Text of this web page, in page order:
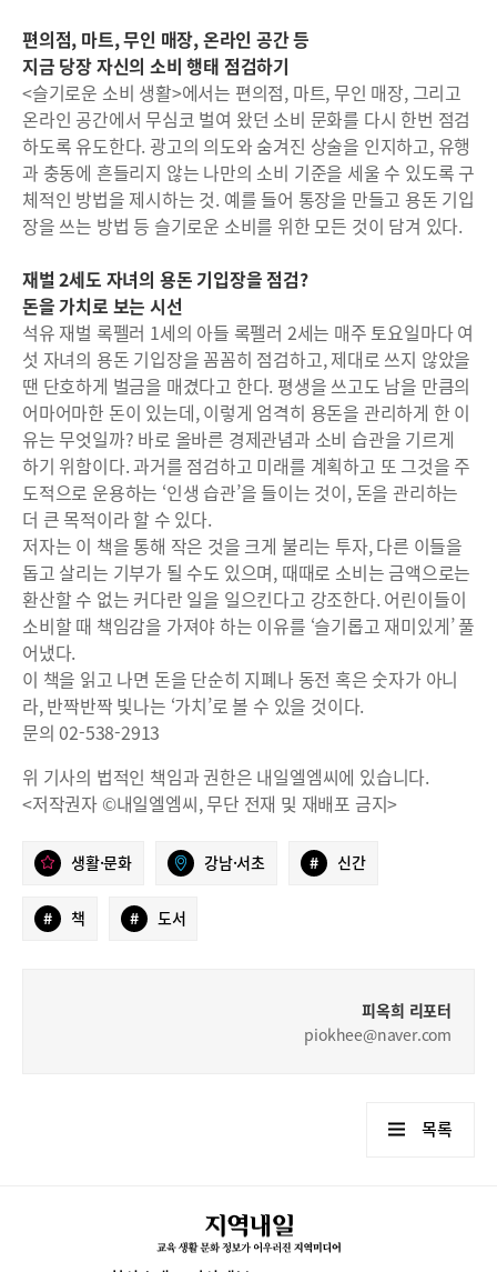
편의점, 마트, 무인 매장, 온라인 공간 등
지금 당장 자신의 소비 행태 점검하기
<슬기로운 소비 생활>에서는 편의점, 마트, 무인 매장, 그리고
온라인 공간에서 무심코 벌여 왔던 소비 문화를 다시 한번 점검
하도록 유도한다. 광고의 의도와 숨겨진 상술을 인지하고, 유행
과 충동에 흔들리지 않는 나만의 소비 기준을 세울 수 있도록 구
체적인 방법을 제시하는 것. 예를 들어 통장을 만들고 용돈 기입
장을 쓰는 방법 등 슬기로운 소비를 위한 모든 것이 담겨 있다.
재벌 2세도 자녀의 용돈 기입장을 점검?
돈을 가치로 보는 시선
석유 재벌 록펠러 1세의 아들 록펠러 2세는 매주 토요일마다 여
섯 자녀의 용돈 기입장을 꼼꼼히 점검하고, 제대로 쓰지 않았을
땐 단호하게 벌금을 매겼다고 한다. 평생을 쓰고도 남을 만큼의
어마어마한 돈이 있는데, 이렇게 엄격히 용돈을 관리하게 한 이
유는 무엇일까? 바로 올바른 경제관념과 소비 습관을 기르게
하기 위함이다. 과거를 점검하고 미래를 계획하고 또 그것을 주
도적으로 운용하는 ‘인생 습관’을 들이는 것이, 돈을 관리하는
더 큰 목적이라 할 수 있다.
저자는 이 책을 통해 작은 것을 크게 불리는 투자, 다른 이들을
돕고 살리는 기부가 될 수도 있으며, 때때로 소비는 금액으로는
환산할 수 없는 커다란 일을 일으킨다고 강조한다. 어린이들이
소비할 때 책임감을 가져야 하는 이유를 ‘슬기롭고 재미있게’ 풀
어냈다.
이 책을 읽고 나면 돈을 단순히 지폐나 동전 혹은 숫자가 아니
라, 반짝반짝 빛나는 ‘가치’로 볼 수 있을 것이다.
문의 02-538-2913
위 기사의 법적인 책임과 권한은 내일엘엠씨에 있습니다.
<저작권자 ©내일엘엠씨, 무단 전재 및 재배포 금지>
생활·문화 강남·서초 # 신간
# 책 # 도서
피옥희 리포터
piokhee@naver.com
목록